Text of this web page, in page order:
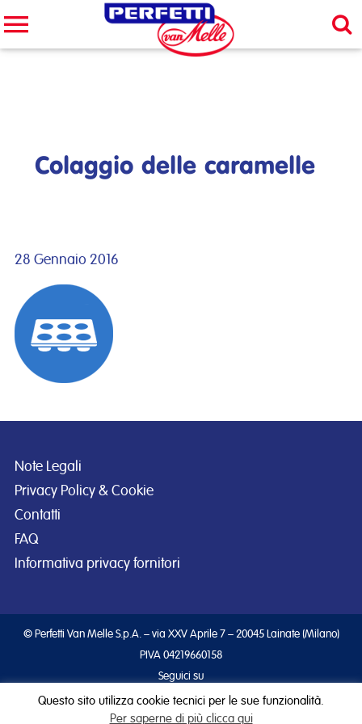
Cerca nel sito
Colaggio delle caramelle
28 Gennaio 2016
Note Legali
Privacy Policy & Cookie
Contatti
FAQ
Informativa privacy fornitori
© Perfetti Van Melle S.p.A. – via XXV Aprile 7 – 20045 Lainate (Milano)
PIVA 04219660158
Seguici su
Questo sito utilizza cookie tecnici per le sue funzionalità.
Per saperne di più clicca qui